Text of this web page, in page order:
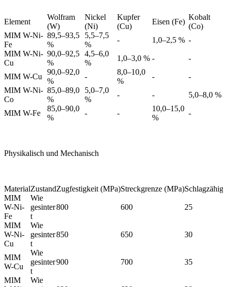
Element
Wolfram
(W)
Nickel
(Ni)
Kupfer
(Cu)
Eisen (Fe)
Kobalt
(Co)
MIM W-Ni-
Fe
89,5–93,5
%
5,5–7,5
%
- 1,0–2,5 % -
MIM W-Ni-
Cu
90,0–92,5
%
4,5–6,0
%
1,0–3,0 % - -
MIM W-Cu
90,0–92,0
%
-
8,0–10,0
%
-
-
MIM W-Ni-
Co
85,0–89,0
%
5,0–7,0
%
- - 5,0–8,0 %
MIM W-Fe
85,0–90,0
%
- -
10,0–15,0
%
-
Physikalisch und Mechanisch
MaterialZustandZugfestigkeit (MPa)Streckgrenze (MPa)
MIM
W-Ni-
Fe
Wie
gesinter
t
800 600 25
MIM
W-Ni-
Cu
Wie
gesinter
t
850 650 30
MIM
W-Cu
Wie
gesinter
t
900 700 35
MIM
Wie